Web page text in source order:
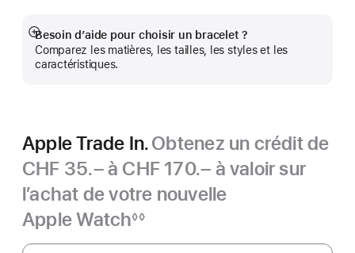
Besoin d’aide pour choisir un bracelet ?
Comparez les matières, les tailles, les styles et les
caractéristiques.
Afficher
plus
Apple Trade In.Obtenez un crédit de
CHF 35.– à CHF 170.– à valoir sur
l’achat de votre nouvelle
Apple Watch
Note
de
◊◊
Apple